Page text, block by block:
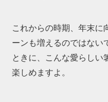
これからの時期、年末に
ーンも増えるのではな
ときに、こんな愛らしい
楽しめますよ。